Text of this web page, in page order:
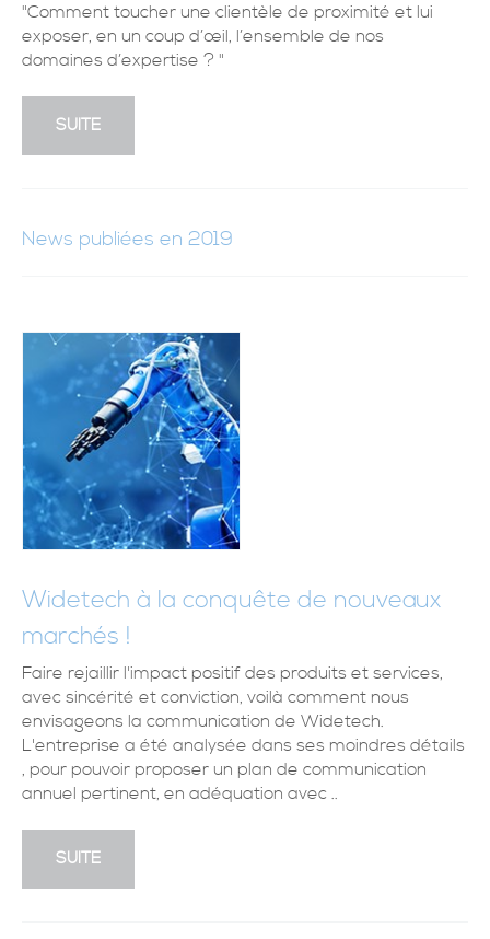
"Comment toucher une clientèle de proximité et lui
exposer, en un coup d’œil, l’ensemble de nos
domaines d’expertise ? "
SUITE
News publiées en 2019
Widetech à la conquête de nouveaux
marchés !
Faire rejaillir l'impact positif des produits et services,
avec sincérité et conviction, voilà comment nous
envisageons la communication de Widetech.
L'entreprise a été analysée dans ses moindres détails
, pour pouvoir proposer un plan de communication
annuel pertinent, en adéquation avec ..
SUITE